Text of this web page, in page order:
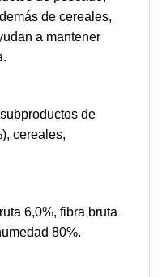
de cereales,
a mantener
de
cereales,
6,0%, fibra bruta
80%.